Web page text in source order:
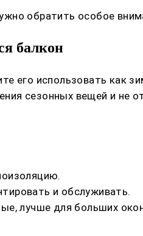
обратить особое
балкон
его использовать
сезонных вещей и
и обслуживать.
лучше для больших